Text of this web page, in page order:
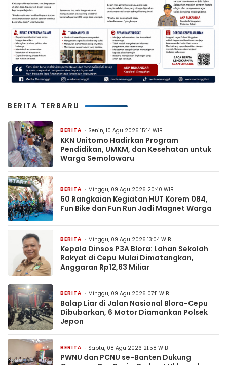
BERITA TERBARU
BERITA Senin, 10 Agu 2026 15:14 WIB
KKN Unitomo Hadirkan Program
Pendidikan, UMKM, dan Kesehatan untuk
Warga Semolowaru
BERITA Minggu, 09 Agu 2026 20:40 WIB
60 Rangkaian Kegiatan HUT Korem 084,
Fun Bike dan Fun Run Jadi Magnet Warga
BERITA Minggu, 09 Agu 2026 13:04 WIB
Kepala Dinsos P3A Blora: Lahan Sekolah
Rakyat di Cepu Mulai Dimatangkan,
Anggaran Rp12,63 Miliar
BERITA Minggu, 09 Agu 2026 07:11 WIB
Balap Liar di Jalan Nasional Blora-Cepu
Dibubarkan, 6 Motor Diamankan Polsek
Jepon
BERITA Sabtu, 08 Agu 2026 21:58 WIB
PWNU dan PCNU se-Banten Dukung